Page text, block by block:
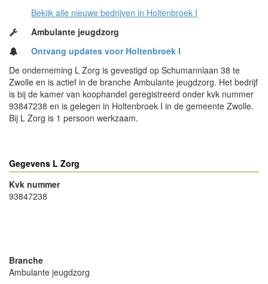
Bekijk alle nieuwe bedrijven in Holtenbroek I
Ambulante jeugdzorg
Ontvang updates voor Holtenbroek I
De onderneming L Zorg is gevestigd op Schumannlaan 38 te
Zwolle en is actief in de branche Ambulante jeugdzorg. Het bedrijf
is bij de kamer van koophandel geregistreerd onder kvk nummer
93847238 en is gelegen in Holtenbroek I in de gemeente Zwolle.
Bij L Zorg is 1 persoon werkzaam.
Gegevens L Zorg
Kvk nummer
93847238
Branche
Ambulante jeugdzorg